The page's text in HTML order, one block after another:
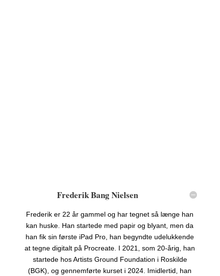
Frederik Bang Nielsen
Frederik er 22 år gammel og har tegnet så længe han
kan huske. Han startede med papir og blyant, men da
han fik sin første iPad Pro, han begyndte udelukkende
at tegne digitalt på Procreate. I 2021, som 20-årig, han
startede hos Artists Ground Foundation i Roskilde
(BGK), og gennemførte kurset i 2024. Imidlertid, han